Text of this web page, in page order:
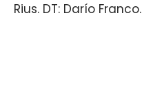
Rius. DT: Darío Franco.